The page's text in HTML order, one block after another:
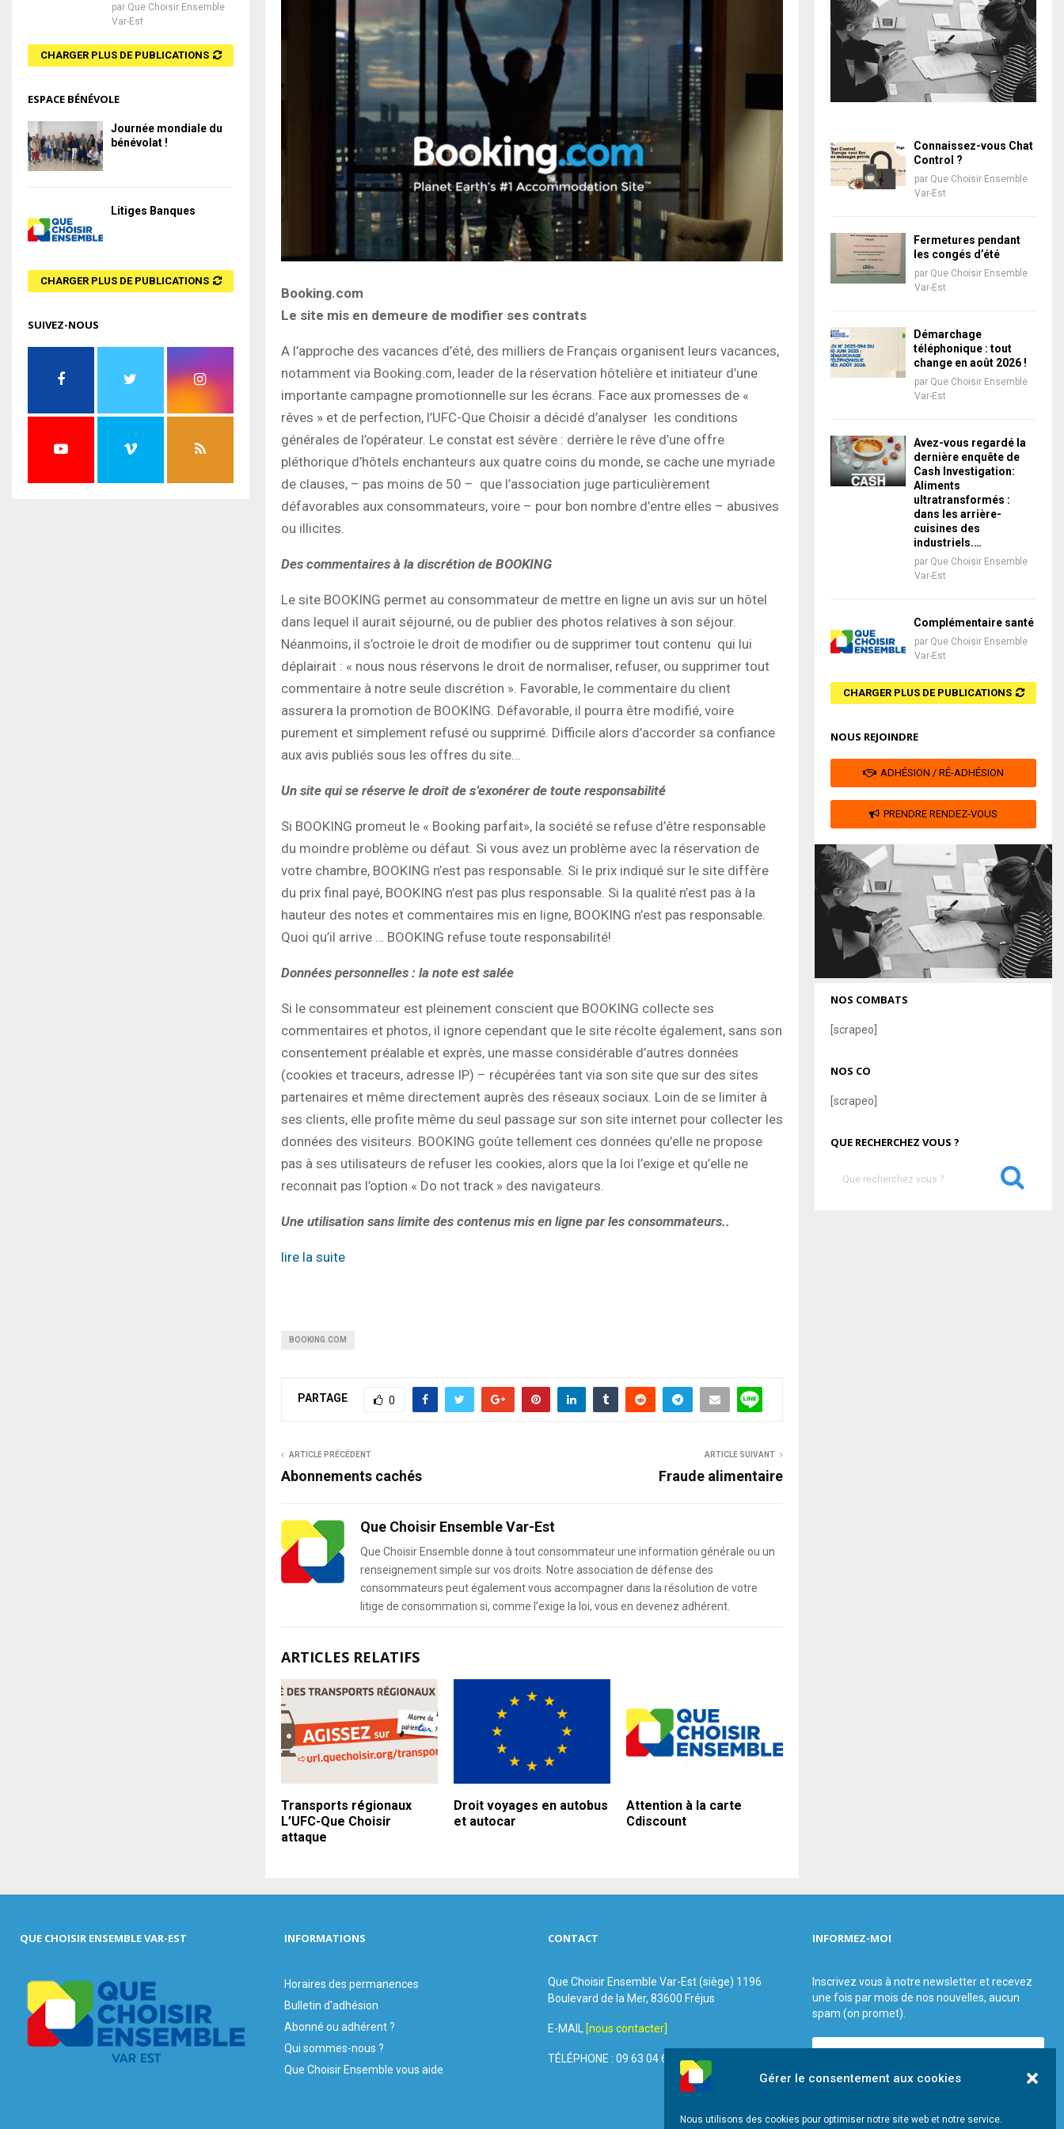
Gérer le consentement aux cookies
Nous utilisons des cookies pour optimiser notre site web et notre service.
Booking.com
Le site mis en demeure de modifier ses contrats
A l’approche des vacances d’été, des milliers de Français organisent leurs vacances,
notamment via Booking.com, leader de la réservation hôtelière et initiateur d’une
importante campagne promotionnelle sur les écrans. Face aux promesses de «
rêves » et de perfection, l’UFC-Que Choisir a décidé d’analyser les conditions
générales de l’opérateur. Le constat est sévère : derrière le rêve d’une offre
pléthorique d’hôtels enchanteurs aux quatre coins du monde, se cache une myriade
de clauses, – pas moins de 50 – que l’association juge particulièrement
défavorables aux consommateurs, voire – pour bon nombre d’entre elles – abusives
ou illicites.
Des commentaires à la discrétion de BOOKING
Le site BOOKING permet au consommateur de mettre en ligne un avis sur un hôtel
dans lequel il aurait séjourné, ou de publier des photos relatives à son séjour.
Néanmoins, il s’octroie le droit de modifier ou de supprimer tout contenu qui lui
déplairait : « nous nous réservons le droit de normaliser, refuser, ou supprimer tout
commentaire à notre seule discrétion ». Favorable, le commentaire du client
assurera la promotion de BOOKING. Défavorable, il pourra être modifié, voire
purement et simplement refusé ou supprimé. Difficile alors d’accorder sa confiance
aux avis publiés sous les offres du site…
Un site qui se réserve le droit de s’exonérer de toute responsabilité
Si BOOKING promeut le « Booking parfait», la société se refuse d’être responsable
du moindre problème ou défaut. Si vous avez un problème avec la réservation de
votre chambre, BOOKING n’est pas responsable. Si le prix indiqué sur le site diffère
du prix final payé, BOOKING n’est pas plus responsable. Si la qualité n’est pas à la
hauteur des notes et commentaires mis en ligne, BOOKING n’est pas responsable.
Quoi qu’il arrive … BOOKING refuse toute responsabilité!
Données personnelles : la note est salée
Si le consommateur est pleinement conscient que BOOKING collecte ses
commentaires et photos, il ignore cependant que le site récolte également, sans son
consentement préalable et exprès, une masse considérable d’autres données
(cookies et traceurs, adresse IP) – récupérées tant via son site que sur des sites
partenaires et même directement auprès des réseaux sociaux. Loin de se limiter à
ses clients, elle profite même du seul passage sur son site internet pour collecter les
données des visiteurs. BOOKING goûte tellement ces données qu’elle ne propose
pas à ses utilisateurs de refuser les cookies, alors que la loi l’exige et qu’elle ne
reconnait pas l’option « Do not track » des navigateurs.
Une utilisation sans limite des contenus mis en ligne par les consommateurs..
lire la suite
BOOKING.COM
PARTAGE 0
ARTICLE PRÉCÉDENT
Abonnements cachés
ARTICLE SUIVANT
Fraude alimentaire
Que Choisir Ensemble Var-Est
Que Choisir Ensemble donne à tout consommateur une information générale ou un
renseignement simple sur vos droits. Notre association de défense des
consommateurs peut également vous accompagner dans la résolution de votre
litige de consommation si, comme l’exige la loi, vous en devenez adhérent.
ARTICLES RELATIFS
Transports régionaux
L’UFC-Que Choisir
attaque
Droit voyages en autobus
et autocar
Attention à la carte
Cdiscount
par Que Choisir Ensemble
Var-Est
CHARGER PLUS DE PUBLICATIONS
ESPACE BÉNÉVOLE
Journée mondiale du
bénévolat !
Litiges Banques
CHARGER PLUS DE PUBLICATIONS
SUIVEZ-NOUS
Connaissez-vous Chat
Control ?
par Que Choisir Ensemble
Var-Est
Fermetures pendant
les congés d’été
par Que Choisir Ensemble
Var-Est
Démarchage
téléphonique : tout
change en août 2026 !
par Que Choisir Ensemble
Var-Est
Avez-vous regardé la
dernière enquête de
Cash Investigation:
Aliments
ultratransformés :
dans les arrière-
cuisines des
industriels.…
par Que Choisir Ensemble
Var-Est
Complémentaire santé
par Que Choisir Ensemble
Var-Est
CHARGER PLUS DE PUBLICATIONS
NOUS REJOINDRE
ADHÉSION / RÉ-ADHÉSION
PRENDRE RENDEZ-VOUS
NOS COMBATS
[scrapeo]
NOS CO
[scrapeo]
QUE RECHERCHEZ VOUS ?
QUE CHOISIR ENSEMBLE VAR-EST INFORMATIONS
Horaires des permanences
Bulletin d'adhésion
Abonné ou adhérent ?
Qui sommes-nous ?
Que Choisir Ensemble vous aide
CONTACT
Que Choisir Ensemble Var-Est (siège) 1196
Boulevard de la Mer, 83600 Fréjus
E-MAIL [nous contacter]
TÉLÉPHONE : 09 63 04 60 44
INFORMEZ-MOI
Inscrivez vous à notre newsletter et recevez
une fois par mois de nos nouvelles, aucun
spam (on promet).